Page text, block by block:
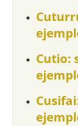
Cutio: